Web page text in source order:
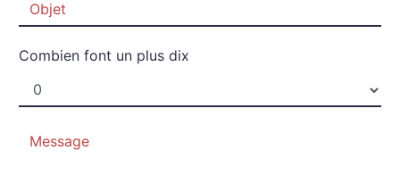
Combien font un plus dix